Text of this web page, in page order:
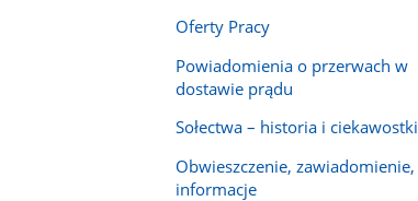
Oferty Pracy
Powiadomienia o przerwach w
dostawie prądu
Sołectwa – historia i ciekawostki
Obwieszczenie, zawiadomienie,
informacje